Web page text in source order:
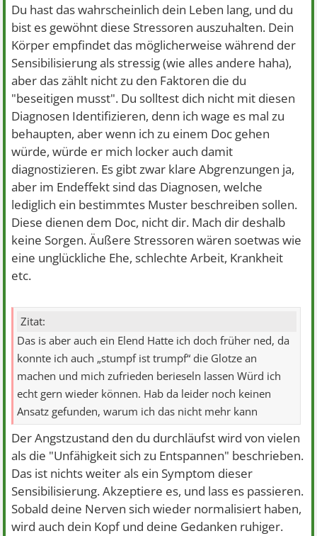
Du hast das wahrscheinlich dein Leben lang, und du
bist es gewöhnt diese Stressoren auszuhalten. Dein
Körper empfindet das möglicherweise während der
Sensibilisierung als stressig (wie alles andere haha),
aber das zählt nicht zu den Faktoren die du
"beseitigen musst". Du solltest dich nicht mit diesen
Diagnosen Identifizieren, denn ich wage es mal zu
behaupten, aber wenn ich zu einem Doc gehen
würde, würde er mich locker auch damit
diagnostizieren. Es gibt zwar klare Abgrenzungen ja,
aber im Endeffekt sind das Diagnosen, welche
lediglich ein bestimmtes Muster beschreiben sollen.
Diese dienen dem Doc, nicht dir. Mach dir deshalb
keine Sorgen. Äußere Stressoren wären soetwas wie
eine unglückliche Ehe, schlechte Arbeit, Krankheit
etc.
Zitat:
Das is aber auch ein Elend Hatte ich doch früher ned, da
konnte ich auch „stumpf ist trumpf“ die Glotze an
machen und mich zufrieden berieseln lassen Würd ich
echt gern wieder können. Hab da leider noch keinen
Ansatz gefunden, warum ich das nicht mehr kann
Der Angstzustand den du durchläufst wird von vielen
als die "Unfähigkeit sich zu Entspannen" beschrieben.
Das ist nichts weiter als ein Symptom dieser
Sensibilisierung. Akzeptiere es, und lass es passieren.
Sobald deine Nerven sich wieder normalisiert haben,
wird auch dein Kopf und deine Gedanken ruhiger.